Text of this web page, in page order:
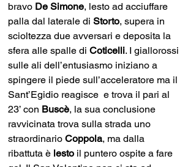
bravo De Simone, lesto ad acciuffare
palla dal laterale di Storto, supera in
scioltezza due avversari e deposita la
sfera alle spalle di Coticelli. I giallorossi
sulle ali dell’entusiasmo iniziano a
spingere il piede sull’acceleratore ma il
Sant’Egidio reagisce  e trova il pari al
23’ con Buscè, la sua conclusione
ravvicinata trova sulla strada uno
straordinario Coppola, ma dalla
ribattuta è lesto il puntero ospite a fare